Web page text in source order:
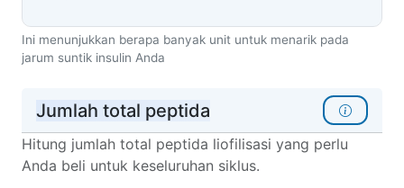
Ini menunjukkan berapa banyak unit untuk menarik pada
jarum suntik insulin Anda
Jumlah total peptida
Hitung jumlah total peptida liofilisasi yang perlu
Anda beli untuk keseluruhan siklus.